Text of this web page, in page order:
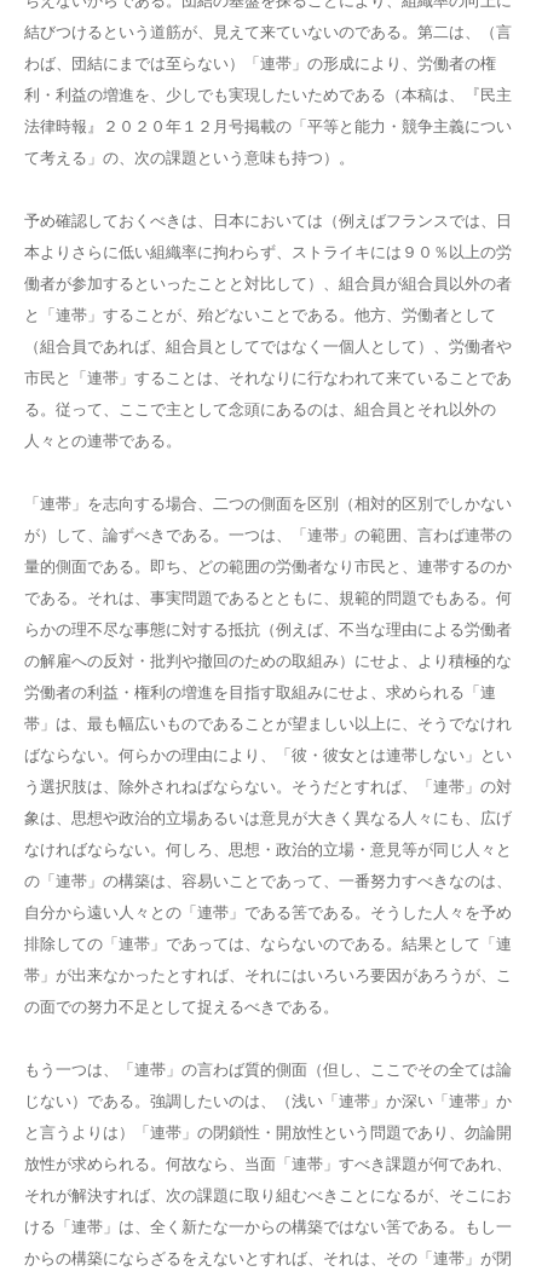
結びつけるという道筋が、見えて来ていないのである。第二は、（言
わば、団結にまでは至らない）「連帯」の形成により、労働者の権
利・利益の増進を、少しでも実現したいためである（本稿は、『民主
法律時報』２０２０年１２月号掲載の「平等と能力・競争主義につい
て考える」の、次の課題という意味も持つ）。
予め確認しておくべきは、日本においては（例えばフランスでは、日
本よりさらに低い組織率に拘わらず、ストライキには９０％以上の労
働者が参加するといったことと対比して）、組合員が組合員以外の者
と「連帯」することが、殆どないことである。他方、労働者として
（組合員であれば、組合員としてではなく一個人として）、労働者や
市民と「連帯」することは、それなりに行なわれて来ていることであ
る。従って、ここで主として念頭にあるのは、組合員とそれ以外の
人々との連帯である。
「連帯」を志向する場合、二つの側面を区別（相対的区別でしかない
が）して、論ずべきである。一つは、「連帯」の範囲、言わば連帯の
量的側面である。即ち、どの範囲の労働者なり市民と、連帯するのか
である。それは、事実問題であるとともに、規範的問題でもある。何
らかの理不尽な事態に対する抵抗（例えば、不当な理由による労働者
の解雇への反対・批判や撤回のための取組み）にせよ、より積極的な
労働者の利益・権利の増進を目指す取組みにせよ、求められる「連
帯」は、最も幅広いものであることが望ましい以上に、そうでなけれ
ばならない。何らかの理由により、「彼・彼女とは連帯しない」とい
う選択肢は、除外されねばならない。そうだとすれば、「連帯」の対
象は、思想や政治的立場あるいは意見が大きく異なる人々にも、広げ
なければならない。何しろ、思想・政治的立場・意見等が同じ人々と
の「連帯」の構築は、容易いことであって、一番努力すべきなのは、
自分から遠い人々との「連帯」である筈である。そうした人々を予め
排除しての「連帯」であっては、ならないのである。結果として「連
帯」が出来なかったとすれば、それにはいろいろ要因があろうが、こ
の面での努力不足として捉えるべきである。
もう一つは、「連帯」の言わば質的側面（但し、ここでその全ては論
じない）である。強調したいのは、（浅い「連帯」か深い「連帯」か
と言うよりは）「連帯」の閉鎖性・開放性という問題であり、勿論開
放性が求められる。何故なら、当面「連帯」すべき課題が何であれ、
それが解決すれば、次の課題に取り組むべきことになるが、そこにお
ける「連帯」は、全く新たな一からの構築ではない筈である。もし一
からの構築にならざるをえないとすれば、それは、その「連帯」が閉